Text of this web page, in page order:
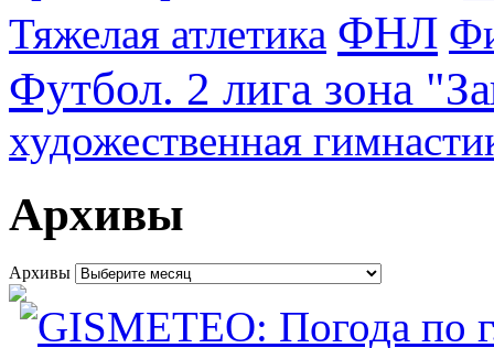
Тяжелая атлетика ФНЛ
Футбол. 2 лига зона
художественная
Архивы
Архивы